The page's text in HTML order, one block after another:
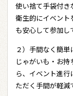
使い捨て手袋付き
衛生的にイベント
も安心して参加し
２）手間なく簡単
じゃがいも・お
ら、イベント進
ただく手間が軽減